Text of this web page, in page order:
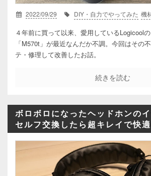
2022/09/29 DIY・自力でやってみた 機
４年前に買って以来、愛用しているLogicool
「M570t」が最近なんだか不調。今回はその
テ・修理して改善したお話。
続きを読む
ボロボロになったヘッドホンの
セルフ交換したら超キレイで快